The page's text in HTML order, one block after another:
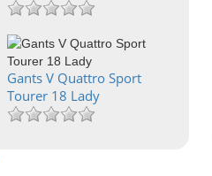
Gants V Quattro Sport
Tourer 18 Lady